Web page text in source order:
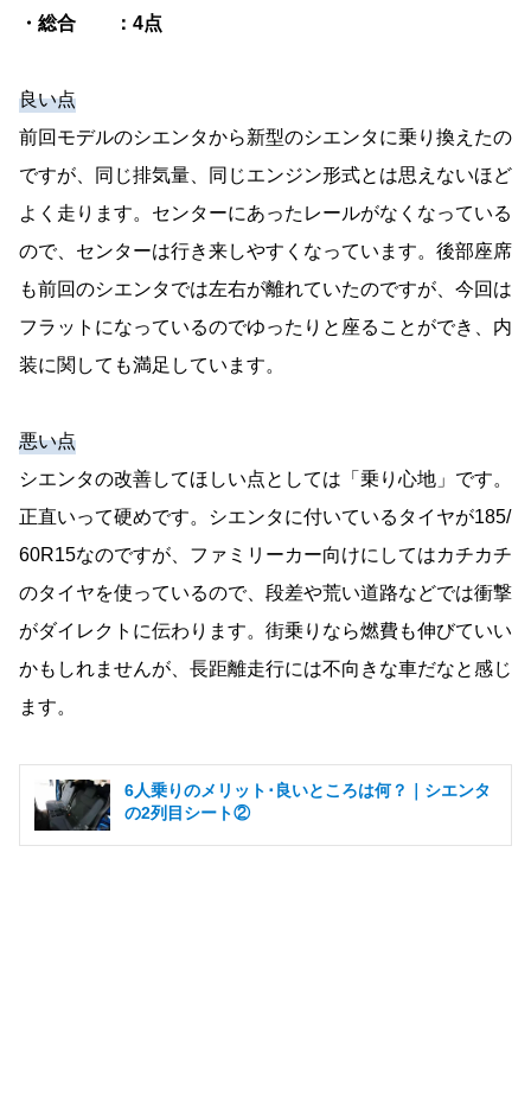
・総合 ：4点
良い点
前回モデルのシエンタから新型のシエンタに乗り換えたの
ですが、同じ排気量、同じエンジン形式とは思えないほど
よく走ります。センターにあったレールがなくなっている
ので、センターは行き来しやすくなっています。後部座席
も前回のシエンタでは左右が離れていたのですが、今回は
フラットになっているのでゆったりと座ることができ、内
装に関しても満足しています。
悪い点
シエンタの改善してほしい点としては「乗り心地」です。
正直いって硬めです。シエンタに付いているタイヤが185/
60R15なのですが、ファミリーカー向けにしてはカチカチ
のタイヤを使っているので、段差や荒い道路などでは衝撃
がダイレクトに伝わります。街乗りなら燃費も伸びていい
かもしれませんが、長距離走行には不向きな車だなと感じ
ます。
6人乗りのメリット･良いところは何？｜シエンタ
の2列目シート②